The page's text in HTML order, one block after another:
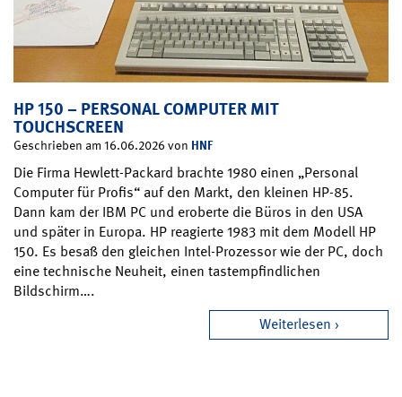
HP 150 – PERSONAL COMPUTER MIT
TOUCHSCREEN
Geschrieben am 16.06.2026 von HNF
Die Firma Hewlett-Packard brachte 1980 einen „Personal
Computer für Profis“ auf den Markt, den kleinen HP-85.
Dann kam der IBM PC und eroberte die Büros in den USA
und später in Europa. HP reagierte 1983 mit dem Modell HP
150. Es besaß den gleichen Intel-Prozessor wie der PC, doch
eine technische Neuheit, einen tastempfindlichen
Bildschirm….
Weiterlesen